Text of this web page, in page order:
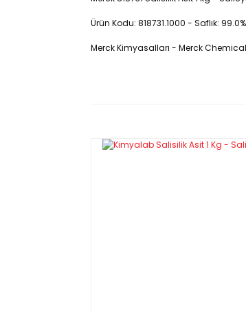
Ürün Kodu: 818731.1000 - Saflık:
Merck Kimyasalları - Merck